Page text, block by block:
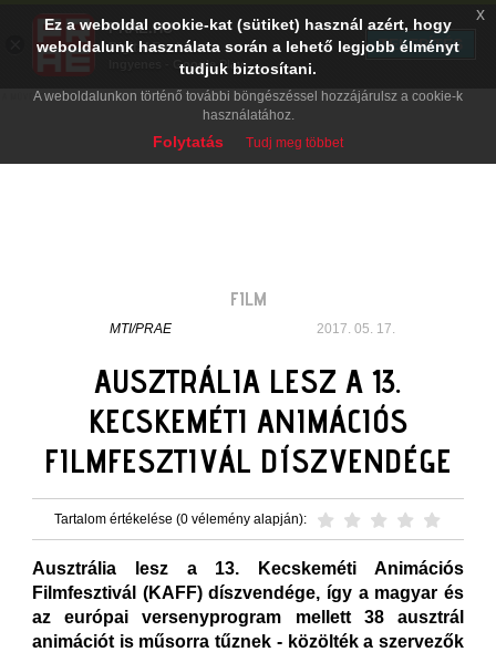
FILM
MTI/PRAE 2017. 05. 17.
AUSZTRÁLIA LESZ A 13.
KECSKEMÉTI ANIMÁCIÓS
FILMFESZTIVÁL DÍSZVENDÉGE
Tartalom értékelése (0 vélemény alapján):
Ausztrália lesz a 13. Kecskeméti Animációs
Filmfesztivál (KAFF) díszvendége, így a magyar és
az európai versenyprogram mellett 38 ausztrál
animációt is műsorra tűznek - közölték a szervezők
Ez a weboldal cookie-kat (sütiket) használ azért, hogy
weboldalunk használata során a lehető legjobb élményt
tudjuk biztosítani.
A weboldalunkon történő további böngészéssel hozzájárulsz a cookie-k
használatához.
Folytatás Tudj meg többet
x
PRAE.HU
Digital Evolution
Ingyenes - Google Play
TELEPÍTÉS